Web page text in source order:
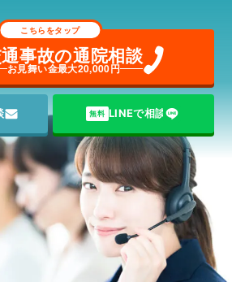
こちらをタップ
事故の通院相談
お見舞い金最大20,000円
無料 LINEで相談